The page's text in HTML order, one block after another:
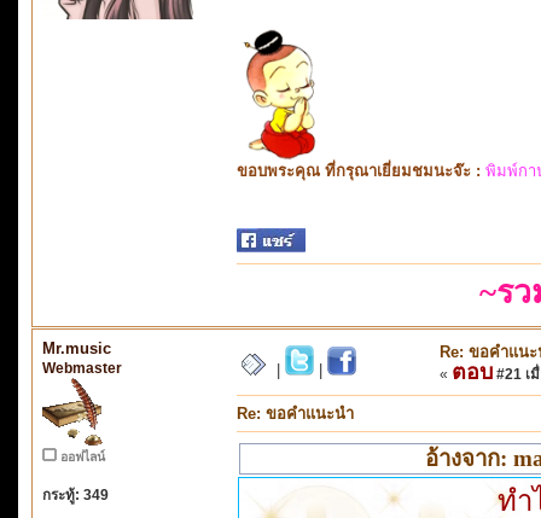
ขอบพระคุณ ที่กรุณาเยี่ยมชมนะจ๊ะ : พิมพ์กา
~ร
Mr.music
Webmaster
ออฟไลน์
กระทู้: 349
Re: ขอคำแนะ
« ตอบ #21 เ
Re: ขอคำแนะนำ
อ้างจาก:
ทำ